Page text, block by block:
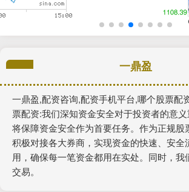
一鼎盈
一鼎盈,配资咨询,配资手机平台,哪个股票配
票配资:我们深知资金安全对于投资者的意
将保障资金安全作为首要任务。作为正规股
积极对接各大券商，实现资金的快速、安全
用，确保每一笔资金都用在实处。同时，我
交易。